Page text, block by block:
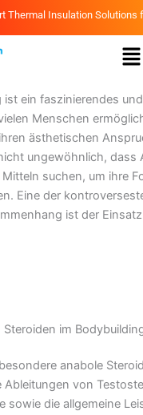
Thermal Insulation Solutions
ist ein faszinierendes
Menschen
ästhetischen
ungewöhnlich, dass
suchen, um ihre
Eine der
ist der
Steroiden im
anabole
Ableitungen von
sowie die allgemeine